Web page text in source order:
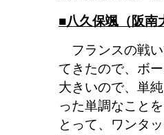
■八久保颯（阪南
フランスの戦い
てきたので、ボ
大きいので、単
った単調なこと
とって、ワンタ